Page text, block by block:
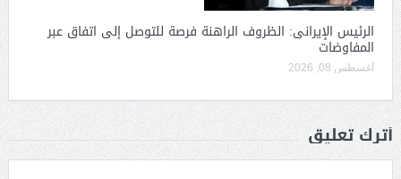
الرئيس الإيرانى: الظروف الراهنة فرصة للتوصل إلى اتفاق عبر
المفاوضات
أغسطس 08, 2026
أترك تعليق